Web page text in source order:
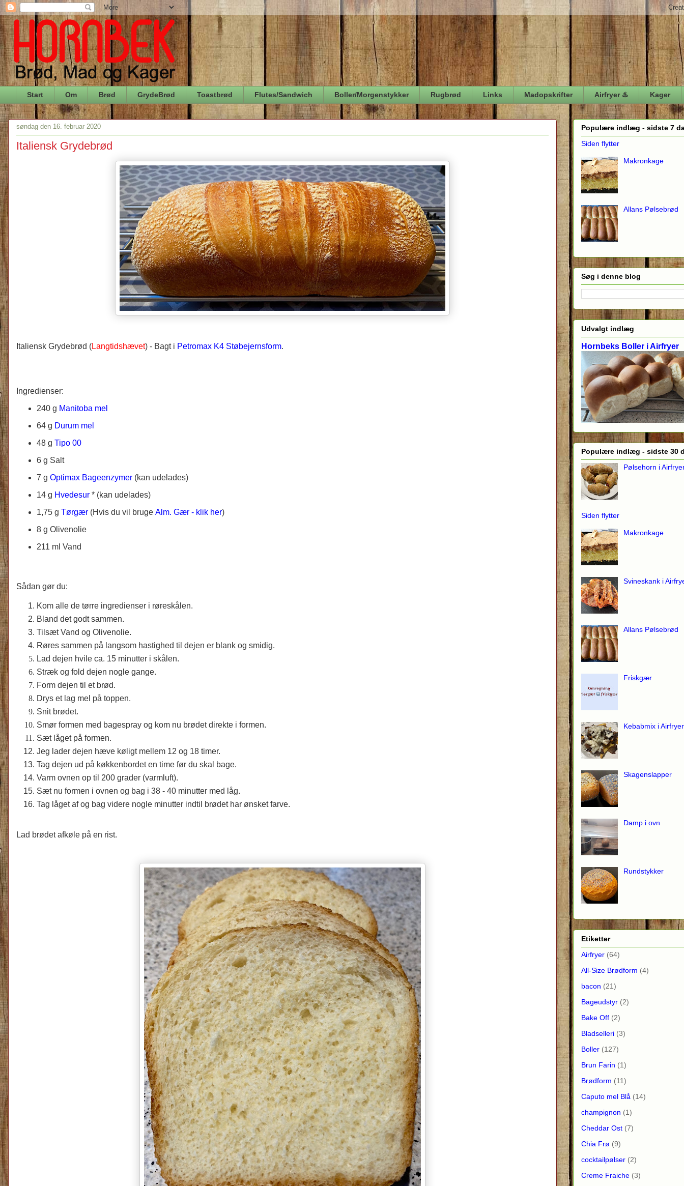
Start Om Brød GrydeBrød Toastbrød Flutes/Sandwich Boller/Morgenstykker Rugbrød Links Madopskrifter Airfryer ♨️ Kager
søndag den 16. februar 2020
Italiensk Grydebrød
Italiensk Grydebrød (Langtidshævet) - Bagt i Petromax K4 Støbejernsform.
Ingredienser:
240 g Manitoba mel
64 g Durum mel
48 g Tipo 00
6 g Salt
7 g Optimax Bageenzymer (kan udelades)
14 g Hvedesur * (kan udelades)
1,75 g Tørgær (Hvis du vil bruge Alm. Gær - klik her)
8 g Olivenolie
211 ml Vand
Sådan gør du:
Kom alle de tørre ingredienser i røreskålen.
Bland det godt sammen.
Tilsæt Vand og Olivenolie.
Røres sammen på langsom hastighed til dejen er blank og smidig.
Lad dejen hvile ca. 15 minutter i skålen.
Stræk og fold dejen nogle gange.
Form dejen til et brød.
Drys et lag mel på toppen.
Snit brødet.
Smør formen med bagespray og kom nu brødet direkte i formen.
Sæt låget på formen.
Jeg lader dejen hæve køligt mellem 12 og 18 timer.
Tag dejen ud på køkkenbordet en time før du skal bage.
Varm ovnen op til 200 grader (varmluft).
Sæt nu formen i ovnen og bag i 38 - 40 minutter med låg.
Tag låget af og bag videre nogle minutter indtil brødet har ønsket farve.
Lad brødet afkøle på en rist.
Populære indlæg - sidste 7
Siden flytter
Makronkage
Allans Pølsebrød
Søg i denne blog
Udvalgt indlæg
Hornbeks Boller i Airfryer
Populære indlæg - sidste 30
Pølsehorn i
Siden flytter
Makronkage
Svineskank i
Allans Pølsebrød
Friskgær
Kebabmix i Airfryer
Skagenslapper
Damp i ovn
Rundstykker
Etiketter
Airfryer (64)
All-Size Brødform (4)
bacon (21)
Bageudstyr (2)
Bake Off (2)
Bladselleri (3)
Boller (127)
Brun Farin (1)
Brødform (11)
Caputo mel Blå (14)
champignon (1)
Cheddar Ost (7)
Chia Frø (9)
cocktailpølser (2)
Creme Fraiche (3)